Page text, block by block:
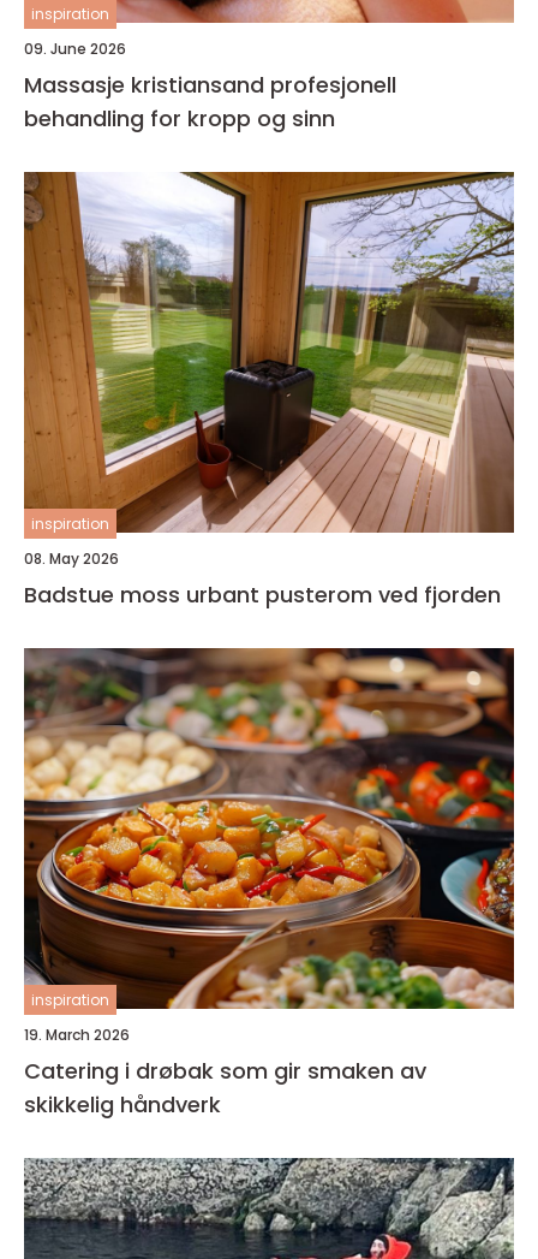
inspiration
09. June 2026
Massasje kristiansand profesjonell
behandling for kropp og sinn
inspiration
08. May 2026
Badstue moss urbant pusterom ved fjorden
inspiration
19. March 2026
Catering i drøbak som gir smaken av
skikkelig håndverk